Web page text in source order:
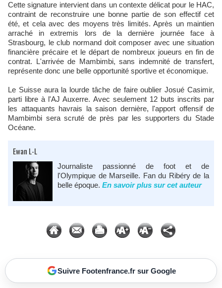
Cette signature intervient dans un contexte délicat pour le HAC,
contraint de reconstruire une bonne partie de son effectif cet
été, et cela avec des moyens très limités. Après un maintien
arraché in extremis lors de la dernière journée face à
Strasbourg, le club normand doit composer avec une situation
financière précaire et le départ de nombreux joueurs en fin de
contrat. L'arrivée de Mambimbi, sans indemnité de transfert,
représente donc une belle opportunité sportive et économique.
Le Suisse aura la lourde tâche de faire oublier Josué Casimir,
parti libre à l'AJ Auxerre. Avec seulement 12 buts inscrits par
les attaquants havrais la saison dernière, l'apport offensif de
Mambimbi sera scruté de près par les supporters du Stade
Océane.
Ewan L-L
Journaliste passionné de foot et de
l'Olympique de Marseille. Fan du Ribéry de la
belle époque. En savoir plus sur cet auteur
Suivre Footenfrance.fr sur Google